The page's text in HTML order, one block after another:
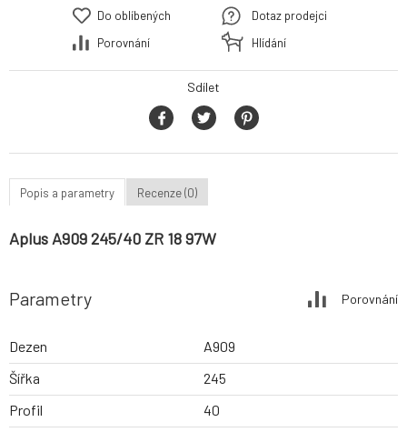
Do oblíbených
Porovnání
Dotaz prodejci
Hlídání
Sdílet
Popis a parametry Recenze (0)
Aplus A909 245/40 ZR 18 97W
Parametry Porovnání
Dezen
A909
Šířka
245
Profil
40